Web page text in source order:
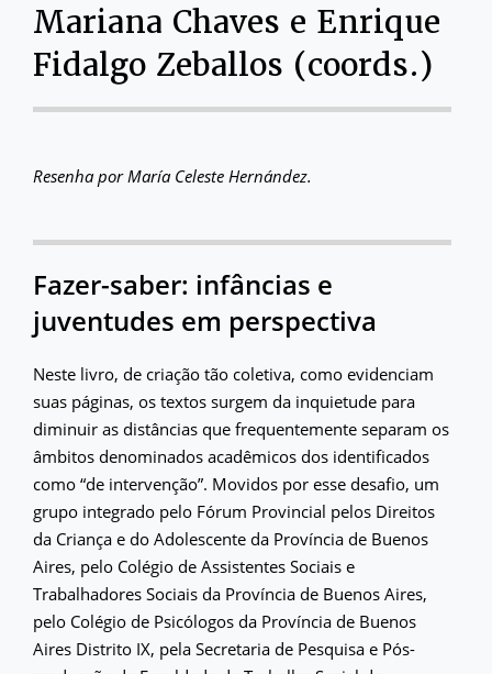
Mariana Chaves e Enrique
Fidalgo Zeballos (coords.)
Resenha por María Celeste Hernández.
Fazer-saber: infâncias e
juventudes em perspectiva
Neste livro, de criação tão coletiva, como evidenciam
suas páginas, os textos surgem da inquietude para
diminuir as distâncias que frequentemente separam os
âmbitos denominados acadêmicos dos identificados
como “de intervenção”. Movidos por esse desafio, um
grupo integrado pelo Fórum Provincial pelos Direitos
da Criança e do Adolescente da Província de Buenos
Aires, pelo Colégio de Assistentes Sociais e
Trabalhadores Sociais da Província de Buenos Aires,
pelo Colégio de Psicólogos da Província de Buenos
Aires Distrito IX, pela Secretaria de Pesquisa e Pós-